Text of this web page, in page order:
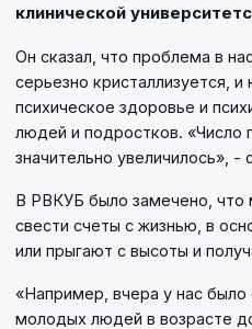
клинической
Он сказал, что проблема в
серьезно кристаллизуется,
психическое здоровье и
людей и подростков. «Число
значительно увеличилось», -
В РВКУБ было замечено, что
свести счеты с жизнью, в
или прыгают с высоты и
«Например, вчера у нас было
молодых людей в возрасте